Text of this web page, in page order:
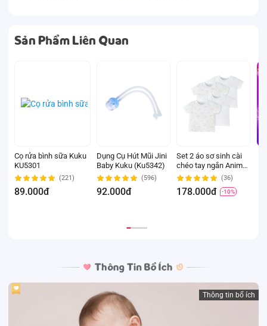
Sản Phẩm Liên Quan
Cọ rửa bình sữa Kuku
KU5301
(221)
89.000đ
Dụng Cụ Hút Mũi Jini
Baby Kuku (Ku5342)
(596)
92.000đ
Set 2 áo sơ sinh cài
chéo tay ngắn Animo
Easy KV0724002 (3-
6M,Trắng-HT Chim
non)
(36)
178.000đ -10%
Thông tin bổ ích